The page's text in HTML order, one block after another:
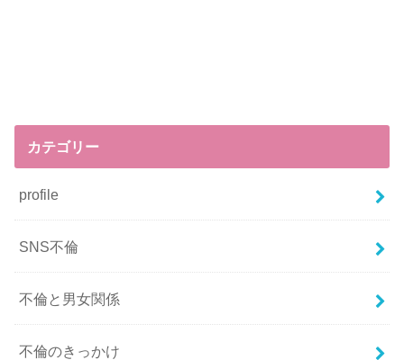
カテゴリー
profile
SNS不倫
不倫と男女関係
不倫のきっかけ